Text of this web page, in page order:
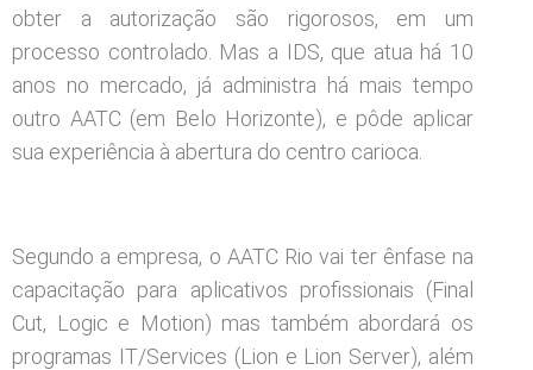
obter a autorização são rigorosos, em um
processo controlado. Mas a IDS, que atua há 10
anos no mercado, já administra há mais tempo
outro AATC (em Belo Horizonte), e pôde aplicar
sua experiência à abertura do centro carioca.
Segundo a empresa, o AATC Rio vai ter ênfase na
capacitação para aplicativos profissionais (Final
Cut, Logic e Motion) mas também abordará os
programas IT/Services (Lion e Lion Server), além